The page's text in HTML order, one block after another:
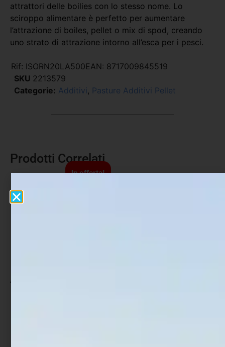
attrattori delle boilies con lo stesso nome. Lo
sciroppo alimentare è perfetto per aumentare
l’attrazione di boiles, pellet o mix di spod, creando
uno strato di attrazione intorno all’esca per i pesci.
Rif: ISORN20LA500EAN: 8717009845519
SKU 2213579
Categorie: Additivi , Pasture Additivi Pellet
Prodotti Correlati
In offerta!
Alta Marea Diavolo Bianca